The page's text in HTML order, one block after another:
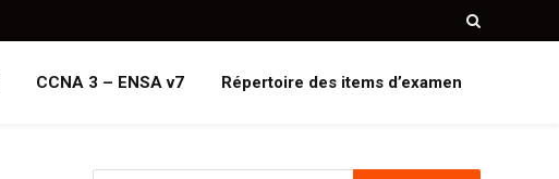
CCNA 3 – ENSA v7 Répertoire des items d’examen